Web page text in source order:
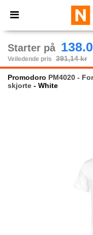
× Ntextil-app
Bedre priser i
Starter på
Veiledende pris 391,14 kr
Promodoro PM4020 -
skjorte - White